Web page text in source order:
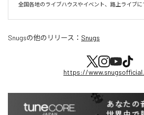
全国各地のライブハウスやイベント、路上ライブに
Snugsの他のリリース： Snugs
https://